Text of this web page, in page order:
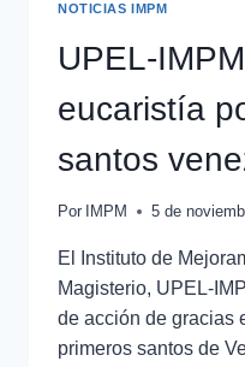
NOTICIAS IMPM
UPEL-
eucaristía
santos
Por IMPM 5 de
El Instituto de
Magisterio, UPEL-
de acción de gracias
primeros santos de